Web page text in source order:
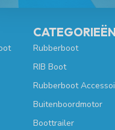
CATEGORIEËN
Rubberboot
RIB Boot
Rubberboot
Buitenboordmotor
Boottrailer